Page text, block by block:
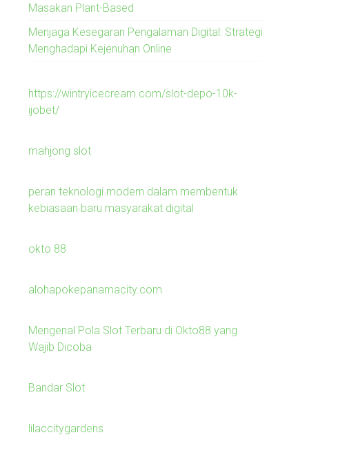
Masakan Plant-Based
Menjaga Kesegaran Pengalaman Digital: Strategi
Menghadapi Kejenuhan Online
https://wintryicecream.com/slot-depo-10k-
ijobet/
mahjong slot
peran teknologi modern dalam membentuk
kebiasaan baru masyarakat digital
okto 88
alohapokepanamacity.com
Mengenal Pola Slot Terbaru di Okto88 yang
Wajib Dicoba
Bandar Slot
lilaccitygardens